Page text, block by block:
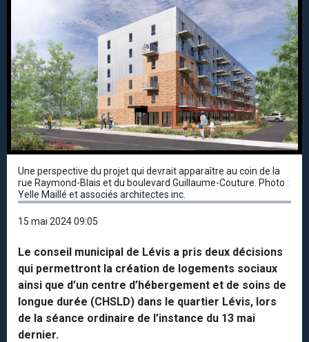
Une perspective du projet qui devrait apparaître au coin de la
rue Raymond-Blais et du boulevard Guillaume-Couture. Photo :
Yelle Maillé et associés architectes inc.
15 mai 2024 09:05
Le conseil municipal de Lévis a pris deux décisions
qui permettront la création de logements sociaux
ainsi que d’un centre d’hébergement et de soins de
longue durée (CHSLD) dans le quartier Lévis, lors
de la séance ordinaire de l’instance du 13 mai
dernier.